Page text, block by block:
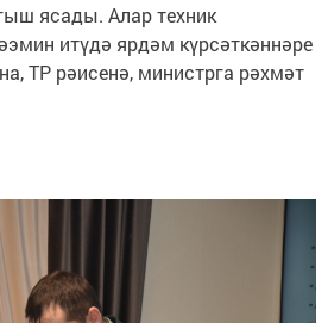
ясады. Алар техник
итүдә ярдәм күрсәткәннәре
ТР рәисенә, министрга рәхмәт